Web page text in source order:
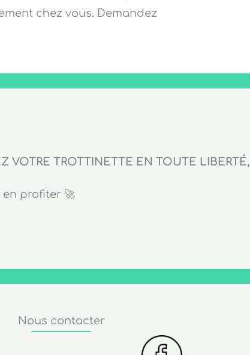
chez vous. Demandez
VOTRE TROTTINETTE EN TOUTE LIBERTÉ,
profiter 🚀
Nous contacter